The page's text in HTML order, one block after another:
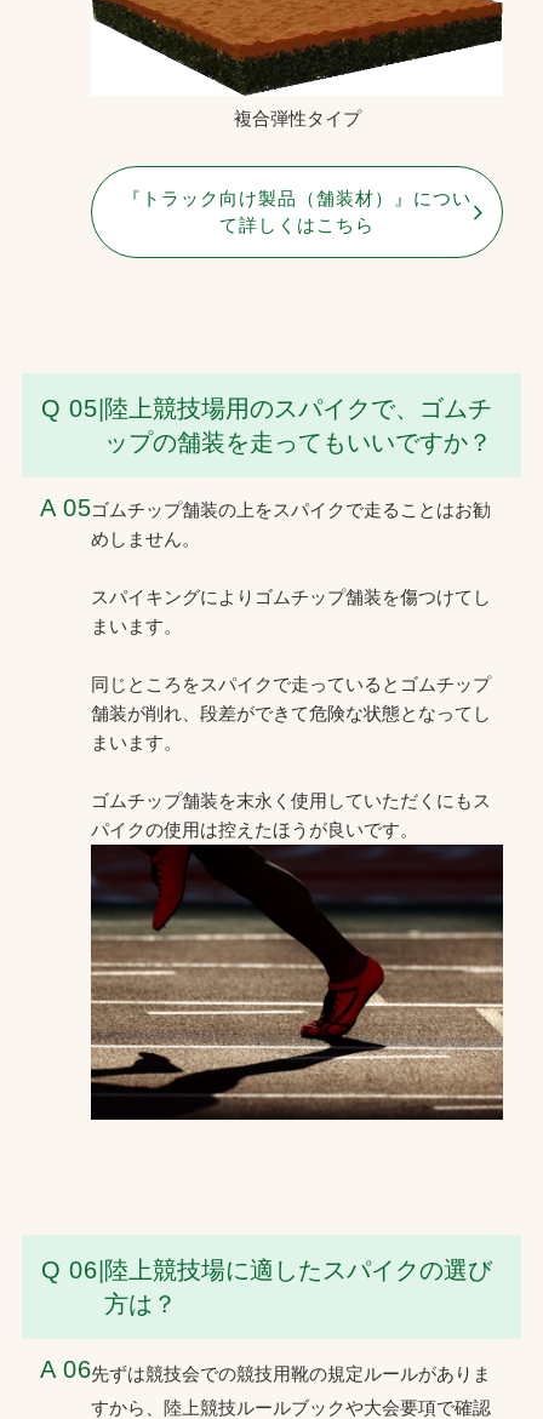
複合弾性タイプ
『トラック向け製品（舗装材）』につい
て詳しくはこちら
Q 05 陸上競技場用のスパイクで、ゴムチ
ップの舗装を走ってもいいですか？
A 05ゴムチップ舗装の上をスパイクで走ることはお勧
めしません。
スパイキングによりゴムチップ舗装を傷つけてし
まいます。
同じところをスパイクで走っているとゴムチップ
舗装が削れ、段差ができて危険な状態となってし
まいます。
ゴムチップ舗装を末永く使用していただくにもス
パイクの使用は控えたほうが良いです。
Q 06 陸上競技場に適したスパイクの選び
方は？
A 06先ずは競技会での競技用靴の規定ルールがありま
すから、陸上競技ルールブックや大会要項で確認